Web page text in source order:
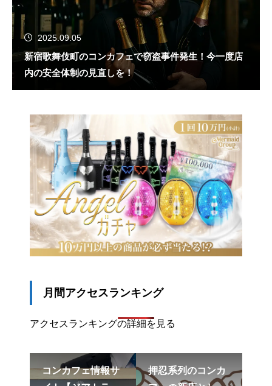
2025.09.05
新宿歌舞伎町のコンカフェで窃盗事件発生！今一度店
内の安全体制の見直しを！
月間アクセスランキング
アクセスランキングの詳細を見る
コンカフェ情報サ
押忍系列のコンカ